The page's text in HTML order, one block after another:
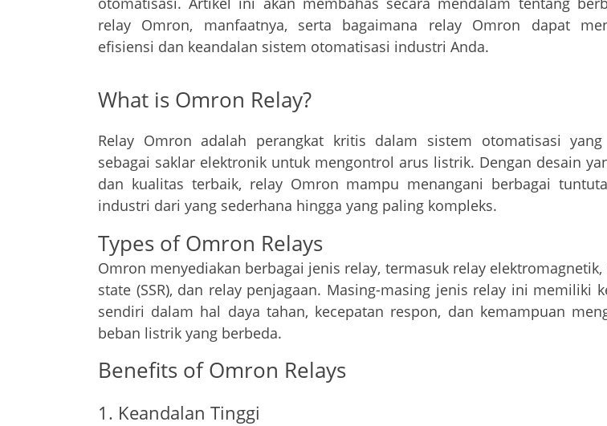
relay Omron, manfaatnya, serta bagaimana relay Omron dapat
efisiensi dan keandalan sistem otomatisasi industri Anda.
What is Omron Relay?
Relay Omron adalah perangkat kritis dalam sistem otomatisasi yang
sebagai saklar elektronik untuk mengontrol arus listrik. Dengan desain
dan kualitas terbaik, relay Omron mampu menangani berbagai
industri dari yang sederhana hingga yang paling kompleks.
Types of Omron Relays
Omron menyediakan berbagai jenis relay, termasuk relay
state (SSR), dan relay penjagaan. Masing-masing jenis relay ini memiliki
sendiri dalam hal daya tahan, kecepatan respon, dan kemampuan
beban listrik yang berbeda.
Benefits of Omron Relays
1. Keandalan Tinggi